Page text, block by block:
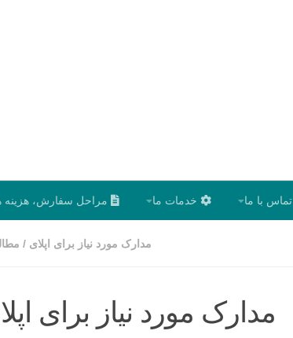
تماس با ما خدمات ما مراحل سفارش،
مدارک مورد نیاز برای اپلای /
مدارک مورد نیاز برای